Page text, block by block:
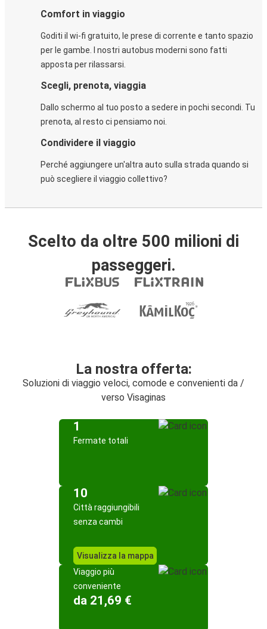
Comfort in viaggio
Goditi il wi-fi gratuito, le prese di corrente e tanto spazio
per le gambe. I nostri autobus moderni sono fatti
apposta per rilassarsi.
Scegli, prenota, viaggia
Dallo schermo al tuo posto a sedere in pochi secondi. Tu
prenota, al resto ci pensiamo noi.
Condividere il viaggio
Perché aggiungere un'altra auto sulla strada quando si
può scegliere il viaggio collettivo?
Scelto da oltre 500 milioni di
passeggeri.
La nostra offerta:
Soluzioni di viaggio veloci, comode e convenienti da /
verso Visaginas
1
Fermate totali
10
Città raggiungibili
senza cambi
Visualizza la mappa
Viaggio più
conveniente
da 21,69 €